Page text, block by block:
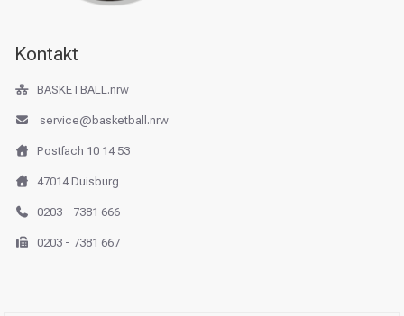
Kontakt
BASKETBALL.nrw
service@basketball.nrw
Postfach 10 14 53
47014 Duisburg
0203 - 7381 666
0203 - 7381 667